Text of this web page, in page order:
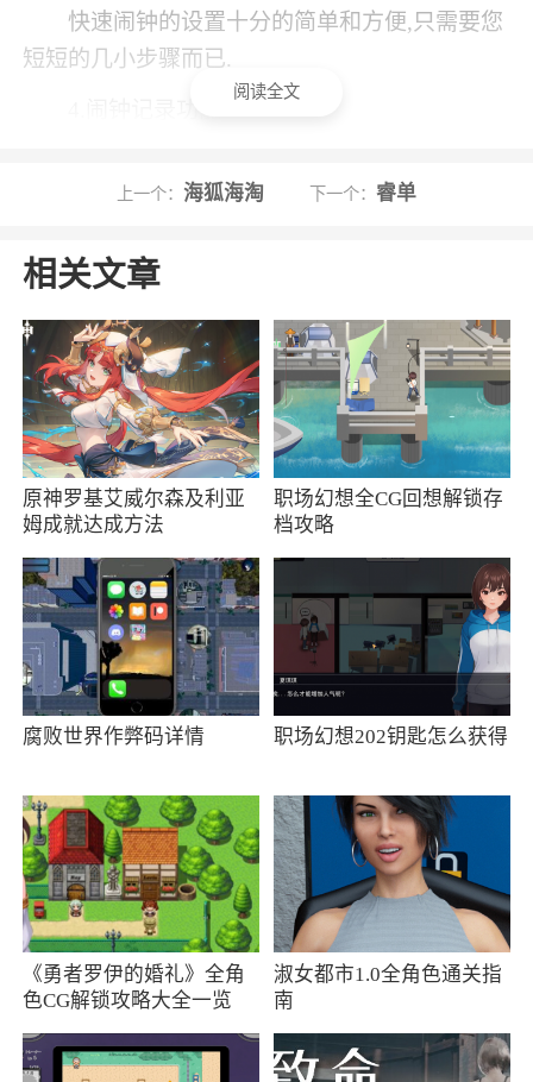
快速闹钟的设置十分的简单和方便,只需要您
短短的几小步骤而已.
己的起床习惯.
时间用AlarmMon来做备忘录和提醒自己.
软件功能
每天早晨都可以使用不同的闹钟起床
不再是单纯的闹钟，可以同时获取各种奖励
可以查看亲有没有当好孩子，每天都按时起
床~
满足日常生活一天24小时所需的贴心闹钟
起床后的第一时间就能看到天气、新闻、人
软件特色
1、不管你在通话中或在使用其他应用，闹钟
都会响起来
2、振动闹钟、铃声闹钟等按情景设置响铃方
式
3、咯咯嗒、黑猫、面包、懒鱼等不同角色有
阅读全文
上一个： 海狐海淘 下一个：睿单
相关文章
原神罗基艾威尔森及利亚
姆成就达成方法
职场幻想全CG回想解锁存
档攻略
腐败世界作弊码详情 职场幻想202钥匙怎么获得
《勇者罗伊的婚礼》全角
色CG解锁攻略大全一览
淑女都市1.0全角色通关指
南